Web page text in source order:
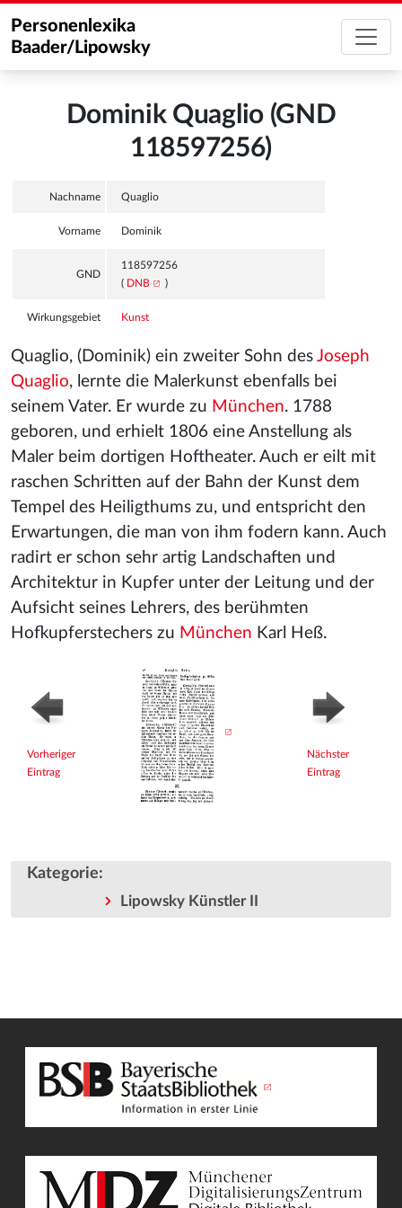
Personenlexika
Baader/Lipowsky
Dominik Quaglio (GND
118597256)
Nachname Quaglio
Vorname Dominik
GND
118597256
( DNB )
Wirkungsgebiet Kunst
Quaglio, (Dominik) ein zweiter Sohn des Joseph
Quaglio, lernte die Malerkunst ebenfalls bei
seinem Vater. Er wurde zu München. 1788
geboren, und erhielt 1806 eine Anstellung als
Maler beim dortigen Hoftheater. Auch er eilt mit
raschen Schritten auf der Bahn der Kunst dem
Tempel des Heiligthums zu, und entspricht den
Erwartungen, die man von ihm fodern kann. Auch
radirt er schon sehr artig Landschaften und
Architektur in Kupfer unter der Leitung und der
Aufsicht seines Lehrers, des berühmten
Hofkupferstechers zu München Karl Heß.
Vorheriger
Eintrag
Nächster
Eintrag
Kategorie:
Lipowsky Künstler II